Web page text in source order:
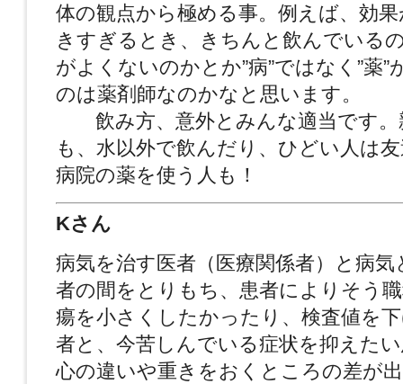
体の観点から極める事。例えば、効
きすぎるとき、きちんと飲んでいる
がよくないのかとか”病”ではなく”薬”
のは薬剤師なのかなと思います。
飲み方、意外とみんな適当です。
も、水以外で飲んだり、ひどい人は
病院の薬を使う人も！
Kさん
病気を治す医者（医療関係者）と病
者の間をとりもち、患者によりそう
瘍を小さくしたかったり、検査値を
者と、今苦しんでいる症状を抑えた
心の違いや重きをおくところの差が